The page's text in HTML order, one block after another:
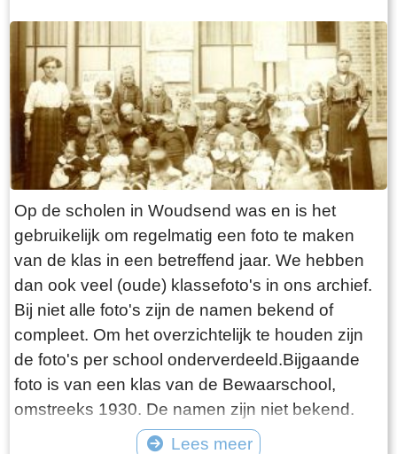
hebben gehaald.Een bekend en kleurrijk
dorpsfiguur was Sibbele Visser, hier op de foto,
met als bijnaam Sibbele mot.
Op de scholen in Woudsend was en is het
gebruikelijk om regelmatig een foto te maken
van de klas in een betreffend jaar. We hebben
dan ook veel (oude) klassefoto's in ons archief.
Bij niet alle foto's zijn de namen bekend of
compleet. Om het overzichtelijk te houden zijn
de foto's per school onderverdeeld.Bijgaande
foto is van een klas van de Bewaarschool,
omstreeks 1930. De namen zijn niet bekend.
Lees meer